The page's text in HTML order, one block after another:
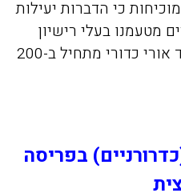
כי הדברות יעילות
מטעמנו בעלי רישיון
ר לטיפול נגד אורי כדורי מתחיל ב-200
בפריסה